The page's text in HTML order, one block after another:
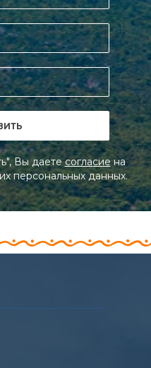
Вы даетесогласиена
персональных данных.